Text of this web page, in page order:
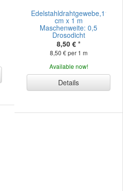
Edelstahldrahtgewebe,11
cm x 1 m
Maschenweite: 0,5
Drosodicht
8,50 € *
8,50 € per 1 m
Available now!
Details